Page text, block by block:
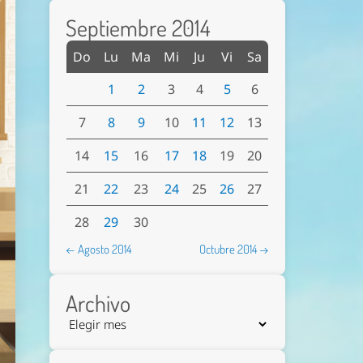
Septiembre 2014
Do Lu Ma Mi Ju Vi
Sa
1
2 3 4 5
6
7
8 9 10 11 12
13
14
15 16 17 18 19
20
21
22 23 24 25 26
27
28
29 30
← Agosto 2014 Octubre 2014 →
Archivo